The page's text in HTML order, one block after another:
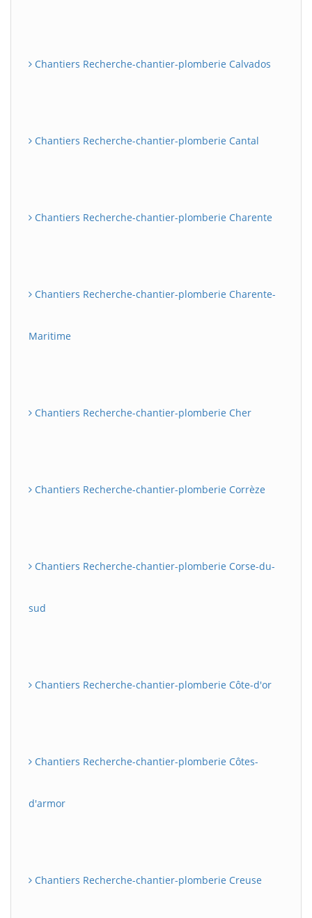
Chantiers Recherche-chantier-plomberie Calvados
Chantiers Recherche-chantier-plomberie Cantal
Chantiers Recherche-chantier-plomberie Charente
Chantiers Recherche-chantier-plomberie Charente-
Maritime
Chantiers Recherche-chantier-plomberie Cher
Chantiers Recherche-chantier-plomberie Corrèze
Chantiers Recherche-chantier-plomberie Corse-du-
sud
Chantiers Recherche-chantier-plomberie Côte-d'or
Chantiers Recherche-chantier-plomberie Côtes-
d'armor
Chantiers Recherche-chantier-plomberie Creuse